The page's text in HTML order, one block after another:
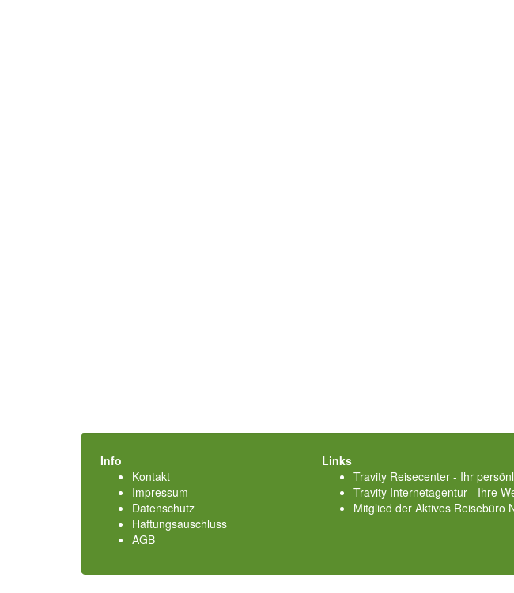
Info
Kontakt
Impressum
Datenschutz
Haftungsauschluss
AGB
Links
Travity Reisecenter - Ihr
Travity Internetagentur - Ihre
Mitglied der Aktives Reisebüro